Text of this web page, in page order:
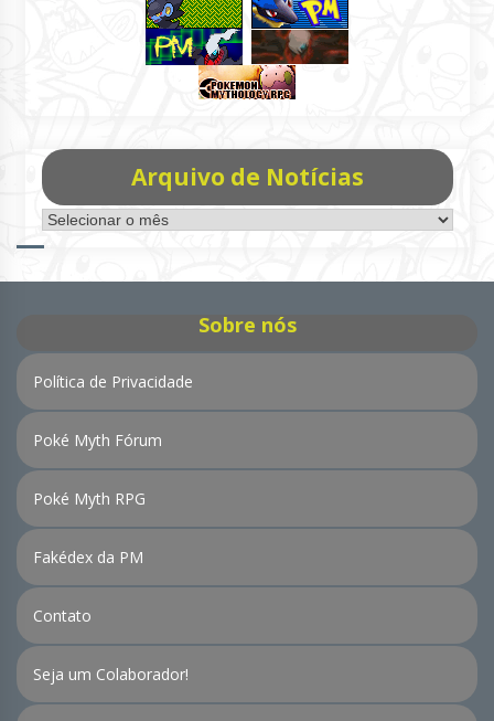
Arquivo de Notícias
Arquivo
de
Sobre nós
Política de Privacidade
Poké Myth Fórum
Poké Myth RPG
Fakédex da PM
Contato
Seja um Colaborador!